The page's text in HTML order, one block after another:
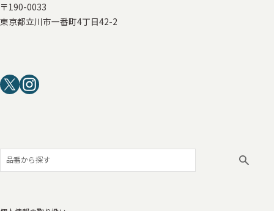
〒190-0033
東京都立川市一番町4丁目42-2